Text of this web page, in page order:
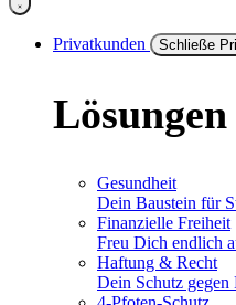
Privatkunden Schließe
Lösungen
Gesundheit
Dein Baustein für
Finanzielle Freiheit
Freu Dich endlich
Haftung & Recht
Dein Schutz gegen